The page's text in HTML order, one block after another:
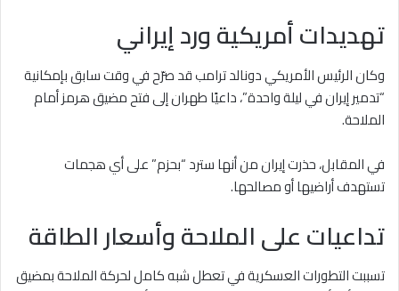
تهديدات أمريكية ورد إيراني
وكان الرئيس الأمريكي دونالد ترامب قد صرّح في وقت سابق بإمكانية
“تدمير إيران في ليلة واحدة”، داعيًا طهران إلى فتح مضيق هرمز أمام
الملاحة.
في المقابل، حذرت إيران من أنها سترد “بحزم” على أي هجمات
تستهدف أراضيها أو مصالحها.
تداعيات على الملاحة وأسعار الطاقة
تسببت التطورات العسكرية في تعطل شبه كامل لحركة الملاحة بمضيق